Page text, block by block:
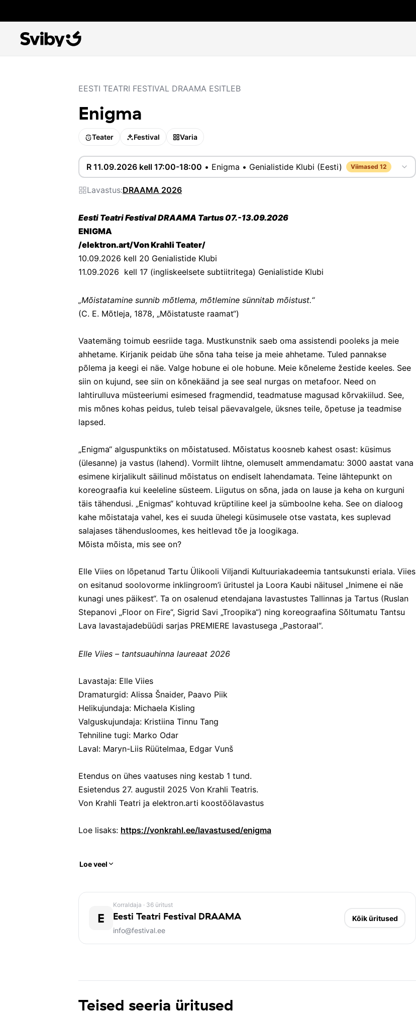
EESTI TEATRI FESTIVAL DRAAMA ESITLEB
Enigma
Teater Festival Varia
R 11.09.2026 kell 17:00-18:00 • Enigma • Genialistide Klubi (Eesti) Viimased 12
Lavastus:DRAAMA 2026
Eesti Teatri Festival DRAAMA Tartus 07.-13.09.2026
ENIGMA
/elektron.art/Von Krahli Teater/
10.09.2026 kell 20 Genialistide Klubi
11.09.2026  kell 17 (ingliskeelsete subtiitritega) Genialistide Klubi
„Mõistatamine sunnib mõtlema, mõtlemine sünnitab mõistust.“
(C. E. Mõtleja, 1878, „Mõistatuste raamat“)
Vaatemäng toimub eesriide taga. Mustkunstnik saeb oma assistendi pooleks ja meie
ahhetame. Kirjanik peidab ühe sõna taha teise ja meie ahhetame. Tuled pannakse
põlema ja keegi ei näe. Valge hobune ei ole hobune. Meie kõneleme žestide keeles. See
siin on kujund, see siin on kõnekäänd ja see seal nurgas on metafoor. Need on
lahtirulluva müsteeriumi esimesed fragmendid, teadmatuse magusad kõrvakiilud. See,
mis mõnes kohas peidus, tuleb teisal päevavalgele, üksnes teile, õpetuse ja teadmise
lapsed.
„Enigma“ alguspunktiks on mõistatused. Mõistatus koosneb kahest osast: küsimus
(ülesanne) ja vastus (lahend). Vormilt lihtne, olemuselt ammendamatu: 3000 aastat vana
esimene kirjalikult säilinud mõistatus on endiselt lahendamata. Teine lähtepunkt on
koreograafia kui keeleline süsteem. Liigutus on sõna, jada on lause ja keha on kurguni
täis tähendusi. „Enigmas“ kohtuvad krüptiline keel ja sümboolne keha. See on dialoog
kahe mõistataja vahel, kes ei suuda ühelegi küsimusele otse vastata, kes suplevad
salajases tähendusloomes, kes heitlevad tõe ja loogikaga.
Mõista mõista, mis see on?
Elle Viies on lõpetanud Tartu Ülikooli Viljandi Kultuuriakadeemia tantsukunsti eriala. Viies
on esitanud soolovorme inklingroom’i üritustel ja Loora Kaubi näitusel „Inimene ei näe
kunagi unes päikest“. Ta on osalenud etendajana lavastustes Tallinnas ja Tartus (Ruslan
Stepanovi „Floor on Fire“, Sigrid Savi „Troopika“) ning koreograafina Sõltumatu Tantsu
Lava lavastajadebüüdi sarjas PREMIERE lavastusega „Pastoraal“.
Elle Viies – tantsuauhinna laureaat 2026
Lavastaja: Elle Viies
Dramaturgid: Alissa Šnaider, Paavo Piik
Helikujundaja: Michaela Kisling
Valguskujundaja: Kristiina Tinnu Tang
Tehniline tugi: Marko Odar
Laval: Maryn-Liis Rüütelmaa, Edgar Vunš
Etendus on ühes vaatuses ning kestab 1 tund.
Esietendus 27. augustil 2025 Von Krahli Teatris.
Von Krahli Teatri ja elektron.arti koostöölavastus
Loe lisaks: https://vonkrahl.ee/lavastused/enigma
Loe veel
E
Korraldaja · 36 üritust
Eesti Teatri Festival DRAAMA
info@festival.ee
Kõik üritused
Teised seeria üritused